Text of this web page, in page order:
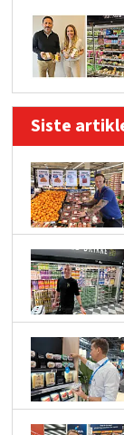
Siste